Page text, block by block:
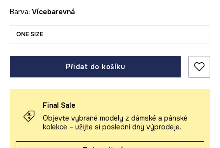
Barva: vícebarevná
ONE SIZE
Přidat do košíku
Final Sale
Objevte vybrané modely z dámské a pánské
kolekce – užijte si poslední dny výprodeje.